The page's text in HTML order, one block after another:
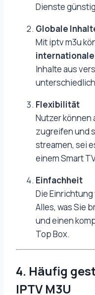
Dienste
Globale
Mit iptv m3u
internationale
Inhalte aus
Flexibilität
Nutzer können
zugreifen und
streamen, sei
einem Smart
Einfachheit
Die
Alles, was Sie
und einen
Top Box.
4. Häufig
IPTV M3U